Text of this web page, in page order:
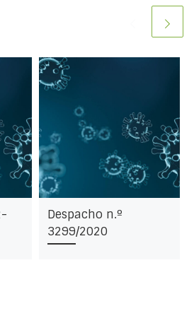
Despacho n.º
3299/2020